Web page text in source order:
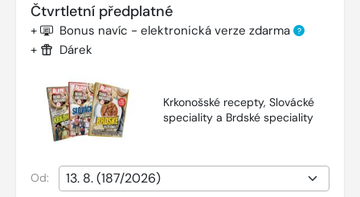
Čtvrtletní předplatné
+ Bonus navíc - elektronická verze zdarma ?
+ Dárek
Krkonošské recepty, Slovácké
speciality a Brdské speciality
Od: